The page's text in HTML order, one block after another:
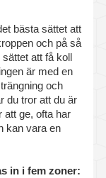
bästa sättet att
och på så
att få koll
är med en
och
du tror att du är
att ge, ofta har
kan vara en
in i fem zoner: